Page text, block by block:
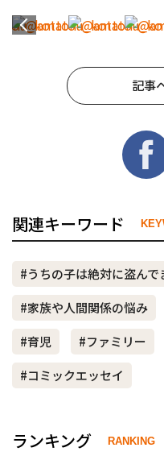
記事
関連キーワード
#うちの子は絶対に盗んで
#家族や人間関係の悩み
#育児
#ファミリー
#コミックエッセイ
ランキング RANKING